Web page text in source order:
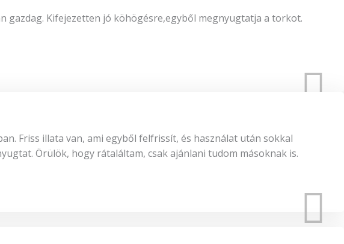
gazdag. Kifejezetten jó köhögésre,egyből megnyugtatja a torkot.
Friss illata van, ami egyből felfrissít, és használat után sokkal
Örülök, hogy rátaláltam, csak ajánlani tudom másoknak is.